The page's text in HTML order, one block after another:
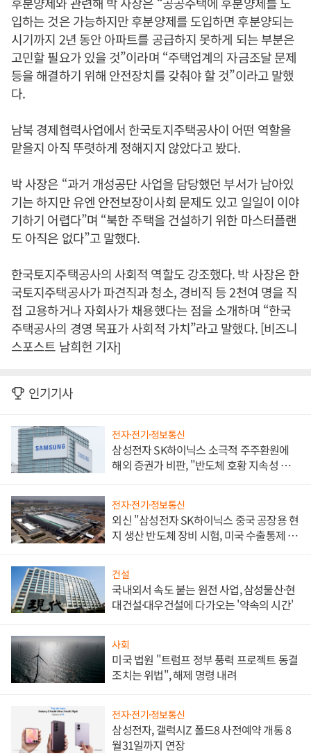
입하는 것은 가능하지만 후분양제를 도입하면 후분양되는
시기까지 2년 동안 아파트를 공급하지 못하게 되는 부분은
고민할 필요가 있을 것”이라며 “주택업계의 자금조달 문제
등을 해결하기 위해 안전장치를 갖춰야 할 것”이라고 말했
다.
남북 경제협력사업에서 한국토지주택공사이 어떤 역할을
맡을지 아직 뚜렷하게 정해지지 않았다고 봤다.
박 사장은 “과거 개성공단 사업을 담당했던 부서가 남아있
기는 하지만 유엔 안전보장이사회 문제도 있고 일일이 이야
기하기 어렵다”며 “북한 주택을 건설하기 위한 마스터플랜
도 아직은 없다”고 말했다.
한국토지주택공사의 사회적 역할도 강조했다. 박 사장은 한
국토지주택공사가 파견직과 청소, 경비직 등 2천여 명을 직
접 고용하거나 자회사가 채용했다는 점을 소개하며 “한국
주택공사의 경영 목표가 사회적 가치”라고 말했다. [비즈니
스포스트 남희헌 기자]
인기기사
전자·전기·정보통신
삼성전자 SK하이닉스 소극적 주주환원에
해외 증권가 비판, "반도체 호황 지속성 의
전자·전기·정보통신
외신 "삼성전자 SK하이닉스 중국 공장용 현
지 생산 반도체 장비 시험, 미국 수출통제 대
건설
국내외서 속도 붙는 원전 사업, 삼성물산·현
대건설·대우건설에 다가오는 '약속의 시간'
사회
미국 법원 "트럼프 정부 풍력 프로젝트 동결
조치는 위법", 해제 명령 내려
전자·전기·정보통신
삼성전자, 갤럭시Z 폴드8 사전예약 개통 8
월31일까지 연장